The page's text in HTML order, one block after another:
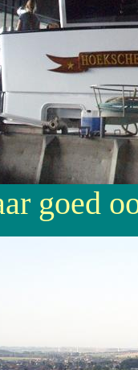
goed